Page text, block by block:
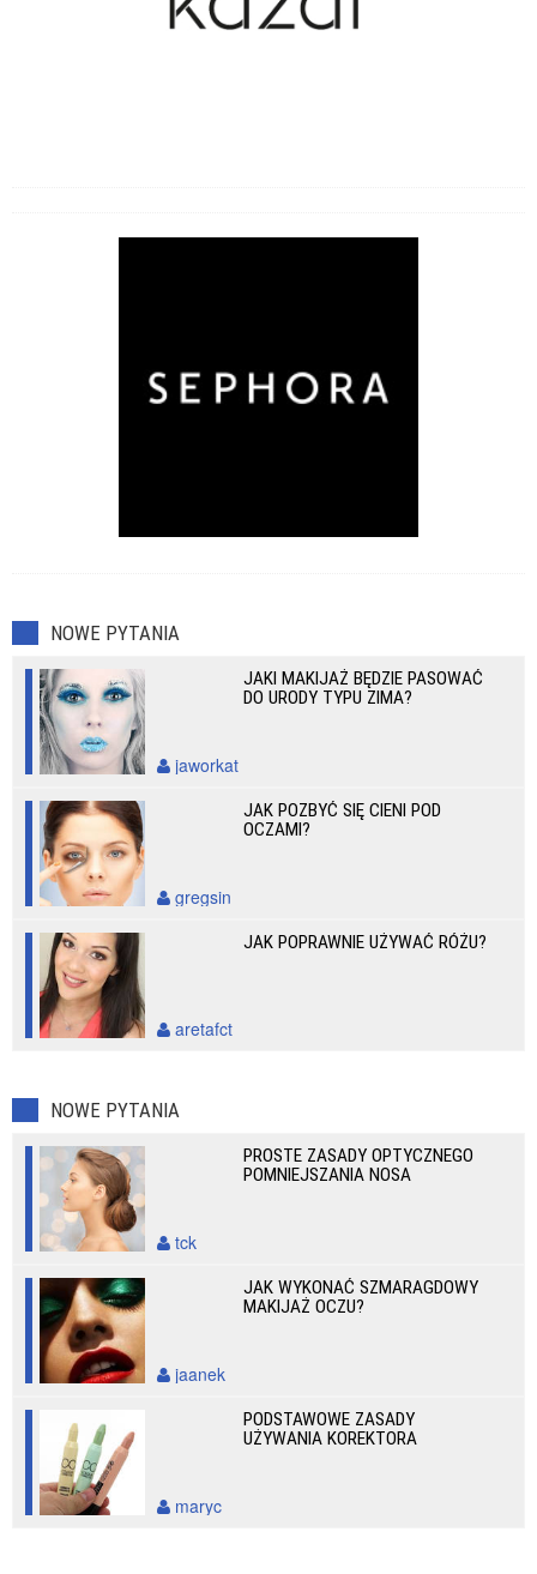
NOWE PYTANIA
JAKI MAKIJAŻ BĘDZIE PASOWAĆ
DO URODY TYPU ZIMA?
jaworkat
JAK POZBYĆ SIĘ CIENI POD
OCZAMI?
gregsin
JAK POPRAWNIE UŻYWAĆ RÓŻU?
aretafct
NOWE PYTANIA
PROSTE ZASADY OPTYCZNEGO
POMNIEJSZANIA NOSA
tck
JAK WYKONAĆ SZMARAGDOWY
MAKIJAŻ OCZU?
jaanek
PODSTAWOWE ZASADY
UŻYWANIA KOREKTORA
maryc